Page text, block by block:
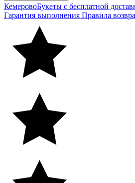
КемеровоБукеты с бесплатной
Гарантия выполнения Правила